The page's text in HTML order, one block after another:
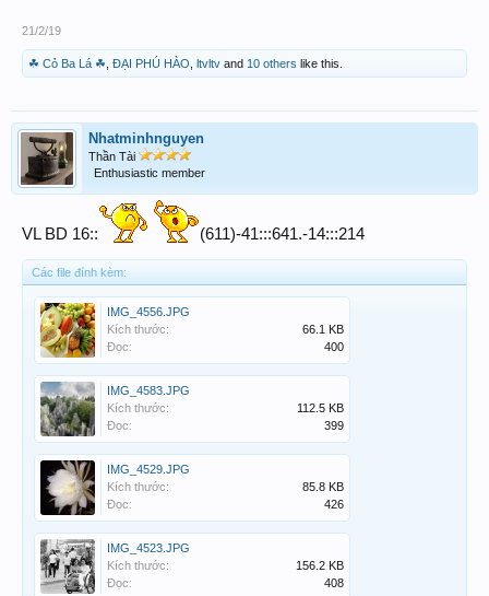
21/2/19
☘ Cỏ Ba Lá ☘ ĐẠI PHÚ HÀO ltvltv and 10 others like this.
Nhatminhnguyen
Thần Tài
Enthusiastic member
VL BD 16:: (611)-41:::641.-14:::214
Các file đính kèm:
IMG_4556.JPG
Kích thước:
66.1 KB
Đọc:
400
IMG_4583.JPG
Kích thước:
112.5 KB
Đọc:
399
IMG_4529.JPG
Kích thước:
85.8 KB
Đọc:
426
IMG_4523.JPG
Kích thước:
156.2 KB
Đọc:
408